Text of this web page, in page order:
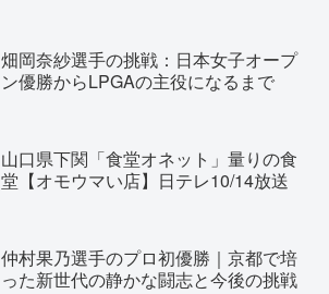
畑岡奈紗選手の挑戦：日本女子オープ
ン優勝からLPGAの主役になるまで
山口県下関「食堂オネット」量りの食
堂【オモウマい店】日テレ10/14放送
仲村果乃選手のプロ初優勝｜京都で培
った新世代の静かな闘志と今後の挑戦